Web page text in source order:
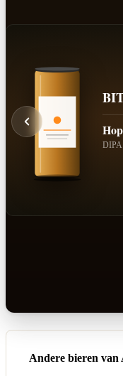
DIPA
Andere bieren